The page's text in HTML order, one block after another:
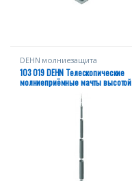
DEHN молниезащита
103 019 DEHN Телескопические
молниеприёмные мачты высотой